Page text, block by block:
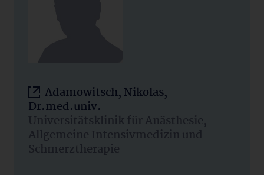
Adamowitsch, Nikolas,
Dr.med.univ.
Universitätsklinik für Anästhesie,
Allgemeine Intensivmedizin und
Schmerztherapie